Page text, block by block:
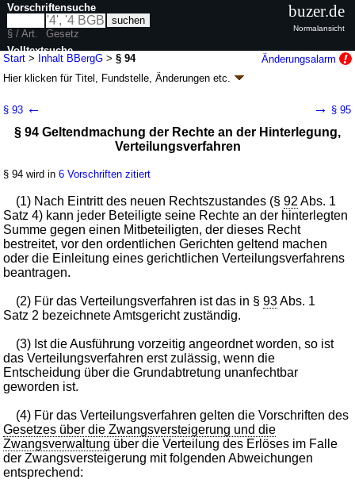
Start > Inhalt BBergG >§ 94
Änderungsalarm
Hier klicken fürTitel, Fundstelle, Änderungen etc.
29.03.2026BGBl. 2026 I Nr. 84
Geltung ab 21.08.1980; FNA: 750-15Bergbau
wird in 198 Vorschriften zitiert
Siebenter Teil Bergbau und Grundbesitz, Öffentliche
Verkehrsanlagen
Erstes Kapitel Grundabtretung
Dritter Abschnitt Vorabentscheidung, Ausführung
und Rückgängigmachen der Grundabtretung
§ 93 ← → § 95
§ 94 Geltendmachung der Rechte an der Hinterlegung,
Verteilungsverfahren
§ 94 wird in6 Vorschriften zitiert
(1) Nach Eintritt des neuen Rechtszustandes (§92 Abs. 1
Satz 4) kann jeder Beteiligte seine Rechte an der hinterlegten
Summe gegen einen Mitbeteiligten, der dieses Recht
bestreitet, vor den ordentlichen Gerichten geltend machen
oder die Einleitung eines gerichtlichen Verteilungsverfahrens
beantragen.
(2) Für das Verteilungsverfahren ist das in §93Abs. 1
Satz 2 bezeichnete Amtsgericht zuständig.
(3) Ist die Ausführung vorzeitig angeordnet worden, so ist
das Verteilungsverfahren erst zulässig, wenn die
Entscheidung über die Grundabtretung unanfechtbar
geworden ist.
(4) Für das Verteilungsverfahren gelten die Vorschriften des
Gesetzes über die Zwangsversteigerung und die
Zwangsverwaltung über die Verteilung des Erlöses im Falle
der Zwangsversteigerung mit folgenden Abweichungen
entsprechend:
Vorschriftensuche
§ / Art.
Gesetz
Volltextsuche
nur in BBergG
buzer.de
Normalansicht